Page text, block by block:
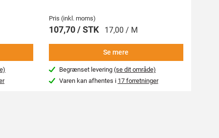
Pris (inkl. moms)
107,70 / STK 17,00 / M
Se mere
Begrænset levering (se dit område)
Varen kan afhentes i 17 forretninger